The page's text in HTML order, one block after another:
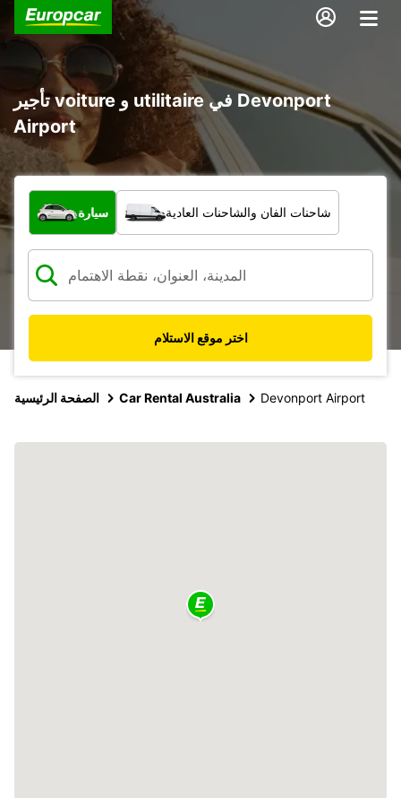
تأجير voiture و utilitaire في Devonport
Airport
ما نوع المركبة؟
سيارة شاحنات الفان والشاحنات العادية
اختر موقع الاستلام
الصفحة الرئيسية Car Rental Australia Devonport Airport